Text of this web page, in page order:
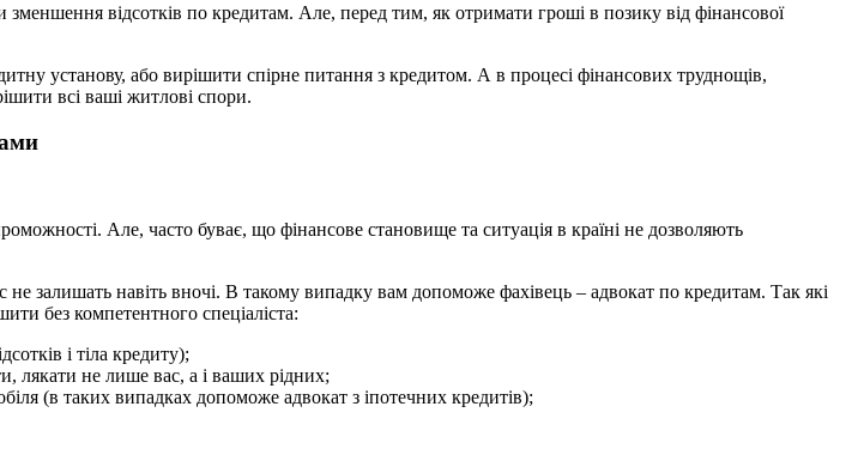
відсотків по кредитам. Але, перед тим, як отримати гроші в позику від фінансової
установу, або вирішити спірне питання з кредитом. А в процесі фінансових труднощів,
всі ваші житлові спори.
Але, часто буває, що фінансове становище та ситуація в країні не дозволяють
залишать навіть вночі. В такому випадку вам допоможе фахівець – адвокат по кредитам. Так які
без компетентного спеціаліста:
і тіла кредиту);
лякати не лише вас, а і ваших рідних;
(в таких випадках допоможе адвокат з іпотечних кредитів);